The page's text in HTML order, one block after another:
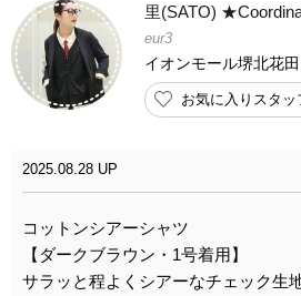
里(SATO)
eur3
イオンモール堺北花田
お気に入りスタッ
2025.08.28 UP
コットンシアーシャツ
【ダークブラウン・1号着用】
サラッと程よくシアーなチェック生